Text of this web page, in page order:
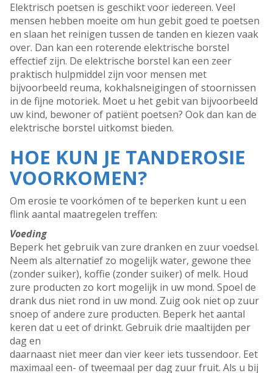
Elektrisch poetsen is geschikt voor iedereen. Veel
mensen hebben moeite om hun gebit goed te poetsen
en slaan het reinigen tussen de tanden en kiezen vaak
over. Dan kan een roterende elektrische borstel
effectief zijn. De elektrische borstel kan een zeer
praktisch hulpmiddel zijn voor mensen met
bijvoorbeeld reuma, kokhalsneigingen of stoornissen
in de fijne motoriek. Moet u het gebit van bijvoorbeeld
uw kind, bewoner of patiënt poetsen? Ook dan kan de
elektrische borstel uitkomst bieden.
HOE KUN JE TANDEROSIE
VOORKOMEN?
Om erosie te voorkómen of te beperken kunt u een
flink aantal maatregelen treffen:
Voeding
Beperk het gebruik van zure dranken en zuur voedsel.
Neem als alternatief zo mogelijk water, gewone thee
(zonder suiker), koffie (zonder suiker) of melk. Houd
zure producten zo kort mogelijk in uw mond. Spoel de
drank dus niet rond in uw mond. Zuig ook niet op zuur
snoep of andere zure producten. Beperk het aantal
keren dat u eet of drinkt. Gebruik drie maaltijden per
dag en
daarnaast niet meer dan vier keer iets tussendoor. Eet
maximaal een- of tweemaal per dag zuur fruit. Als u bij